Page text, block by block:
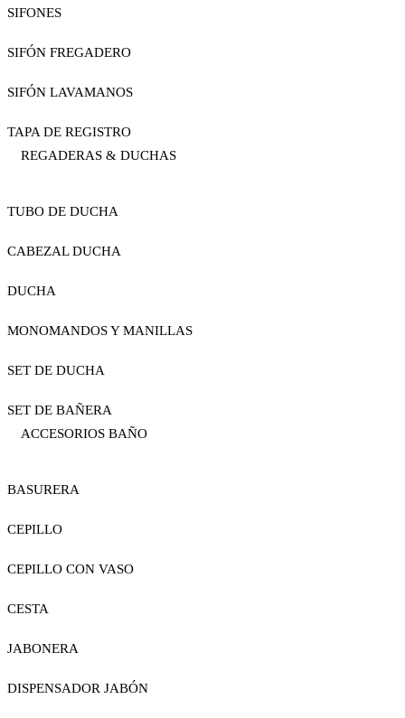
SIFONES
SIFÓN FREGADERO
SIFÓN LAVAMANOS
TAPA DE REGISTRO
REGADERAS & DUCHAS
TUBO DE DUCHA
CABEZAL DUCHA
DUCHA
MONOMANDOS Y MANILLAS
SET DE DUCHA
SET DE BAÑERA
ACCESORIOS BAÑO
BASURERA
CEPILLO
CEPILLO CON VASO
CESTA
JABONERA
DISPENSADOR JABÓN